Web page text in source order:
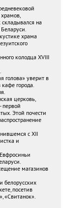
на
храма
колодца XVIII
голова» уверит в
города.
церковь,
первой
Этой почести
с XII
и
магазинов
белорусских
посетив
«Свитанок».